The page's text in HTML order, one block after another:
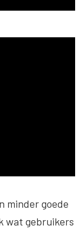
minder goede
wat gebruikers